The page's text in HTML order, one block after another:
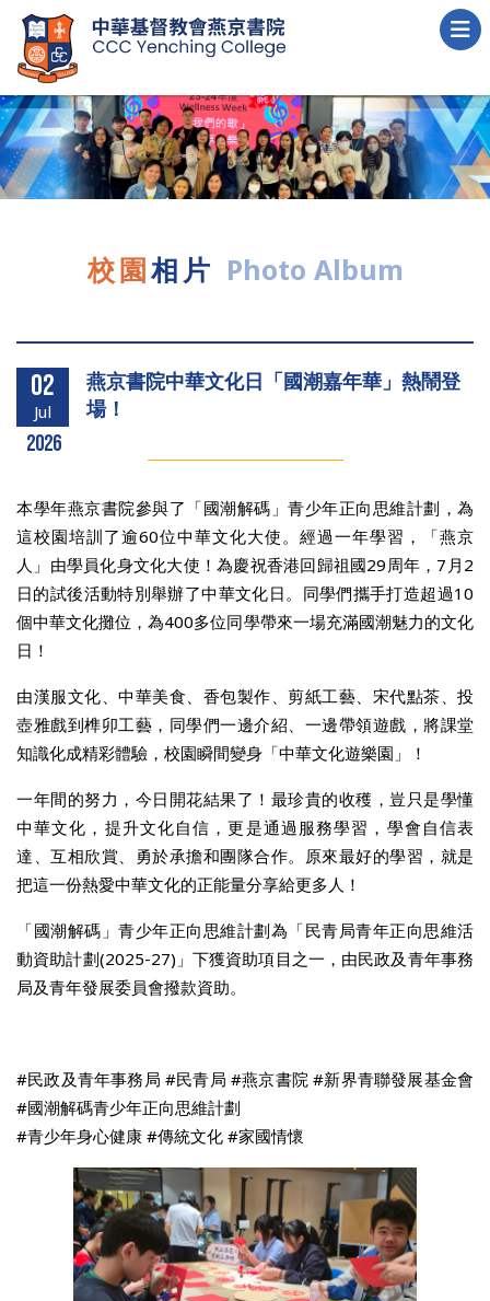
校園相片 Photo Album
02
Jul
2026
燕京書院中華文化日「國潮嘉年華」熱鬧登
場！
本學年燕京書院參與了「國潮解碼」青少年正向思維計劃，為
這校園培訓了逾60位中華文化大使。經過一年學習，「燕京
人」由學員化身文化大使！為慶祝香港回歸祖國29周年，7月2
日的試後活動特別舉辦了中華文化日。同學們攜手打造超過10
個中華文化攤位，為400多位同學帶來一場充滿國潮魅力的文化
日！
由漢服文化、中華美食、香包製作、剪紙工藝、宋代點茶、投
壺雅戲到榫卯工藝，同學們一邊介紹、一邊帶領遊戲，將課堂
知識化成精彩體驗，校園瞬間變身「中華文化遊樂園」！
一年間的努力，今日開花結果了！最珍貴的收穫，豈只是學懂
中華文化，提升文化自信，更是通過服務學習，學會自信表
達、互相欣賞、勇於承擔和團隊合作。原來最好的學習，就是
把這一份熱愛中華文化的正能量分享給更多人！
「國潮解碼」青少年正向思維計劃為「民青局青年正向思維活
動資助計劃(2025-27)」下獲資助項目之一，由民政及青年事務
局及青年發展委員會撥款資助。
#民政及青年事務局 #民青局 #燕京書院 #新界青聯發展基金會
#國潮解碼青少年正向思維計劃
#青少年身心健康 #傳統文化 #家國情懷